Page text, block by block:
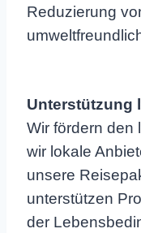
Reduzierung
Unterstützung
Wir fördern den
wir lokale
unsere
unterstützen
der